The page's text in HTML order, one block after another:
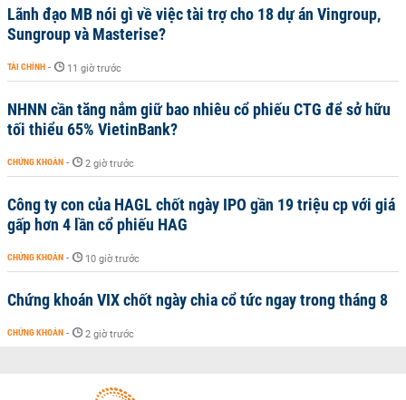
Lãnh đạo MB nói gì về việc tài trợ cho 18 dự án Vingroup,
Sungroup và Masterise?
TÀI CHÍNH - 11 giờ trước
NHNN cần tăng nắm giữ bao nhiêu cổ phiếu CTG để sở hữu
tối thiểu 65% VietinBank?
CHỨNG KHOÁN - 2 giờ trước
Công ty con của HAGL chốt ngày IPO gần 19 triệu cp với giá
gấp hơn 4 lần cổ phiếu HAG
CHỨNG KHOÁN - 10 giờ trước
Chứng khoán VIX chốt ngày chia cổ tức ngay trong tháng 8
CHỨNG KHOÁN - 2 giờ trước